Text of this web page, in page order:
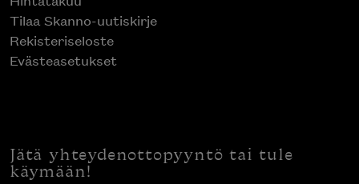
Tilaa Skanno-uutiskirje
Rekisteriseloste
Evästeasetukset
Jätä yhteydenottopyyntö tai tule
käymään!